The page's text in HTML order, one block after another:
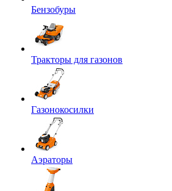
Бензобуры
Тракторы для газонов
Газонокосилки
Аэраторы